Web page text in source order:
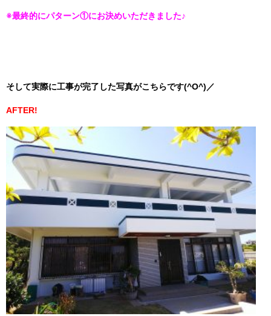
※最終的にパターン①にお決めいただきました♪
そして実際に工事が完了した写真がこちらです(^O^)／
AFTER!